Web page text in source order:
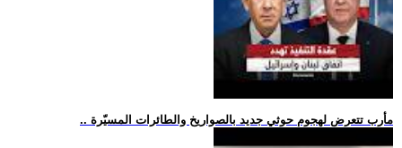
.. مأرب تتعرض لهجوم حوثي جديد بالصواريخ والطائرات المسيّرة